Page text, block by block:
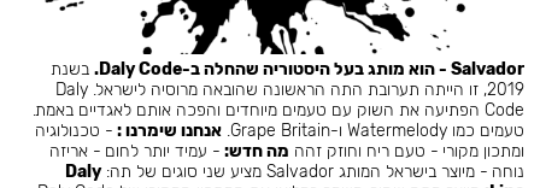
Salvador - הוא מותג בעל היסטוריה שהחלה ב-Daly Code.
בשנת
2019, זו הייתה תערובת התה הראשונה שהובאה מרוסיה לישראל. Daly
Code הפתיעה את השוק עם טעמים מיוחדים והפכה אותם לאגדיים באמת.
טעמים כמו Watermelody ו-Grape Britain.
אנחנו שימרנו : - טכנולוגיה
ומתכון מקורי - טעם ריח וחוזק זהה מה חדש: - עמיד יותר לחום - אריזה
נוחה - מיוצר בישראל המותג Salvador מציע שני סוגים של תה:
Daly